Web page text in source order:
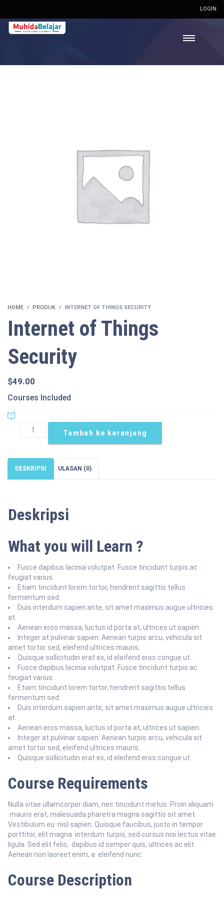
LOGIN
HOME PRODUK INTERNET OF THINGS SECURITY
Internet of Things
Security
$49.00
Courses Included
Kuantitas
Things
Security
Tambah ke keranjang
DESKRIPSI ULASAN (0)
Deskripsi
What you will Learn ?
Fusce dapibus lacinia volutpat. Fusce tincidunt turpis ac
feugiat varius.
Etiam tincidunt lorem tortor, hendrerit sagittis tellus
fermentum sed.
Duis interdum sapien ante, sit amet maximus augue ultricies
at.
Aenean eros massa, luctus id porta at, ultrices ut sapien.
Integer at pulvinar sapien. Aenean turpis arcu, vehicula sit
amet tortor sed, eleifend ultrices mauris.
Quisque sollicitudin erat ex, id eleifend eros congue ut.
Fusce dapibus lacinia volutpat. Fusce tincidunt turpis ac
feugiat varius.
Etiam tincidunt lorem tortor, hendrerit sagittis tellus
fermentum sed.
Duis interdum sapien ante, sit amet maximus augue ultricies
at.
Aenean eros massa, luctus id porta at, ultrices ut sapien.
Integer at pulvinar sapien. Aenean turpis arcu, vehicula sit
amet tortor sed, eleifend ultrices mauris.
Quisque sollicitudin erat ex, id eleifend eros congue ut.
Course Requirements
Nulla vitae ullamcorper diam, nec tincidunt metus. Proin aliquam
mauris erat, malesuada pharetra magna sagittis sit amet.
Vestibulum eu nisl sapien. Quisque faucibus, justo in tempor
porttitor, elit magna interdum turpis, sed cursus nisi lectus vitae
ligula. Sed elit felis, dapibus id semper quis, ultrices ac elit.
Aenean non laoreet enim, a eleifend nunc.
Course Description